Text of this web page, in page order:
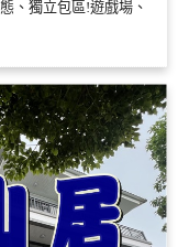
、獨立包區!遊戲場、